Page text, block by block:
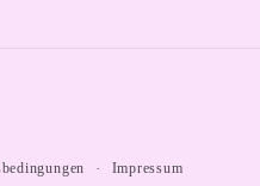
Impressum